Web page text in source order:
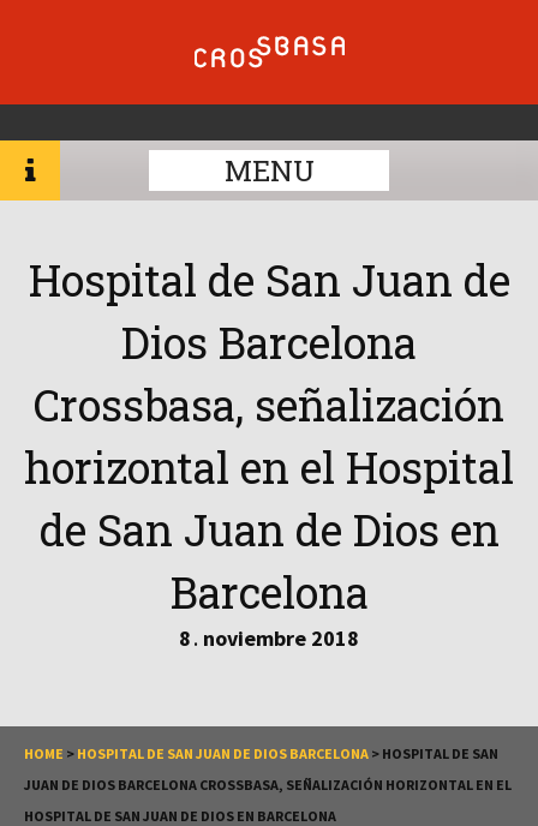
MENU
Hospital de San Juan de
Dios Barcelona
Crossbasa, señalización
horizontal en el Hospital
de San Juan de Dios en
Barcelona
8 . noviembre 2018
HOME > HOSPITAL DE SAN JUAN DE DIOS BARCELONA > HOSPITAL DE SAN
JUAN DE DIOS BARCELONA CROSSBASA, SEÑALIZACIÓN HORIZONTAL EN EL
HOSPITAL DE SAN JUAN DE DIOS EN BARCELONA